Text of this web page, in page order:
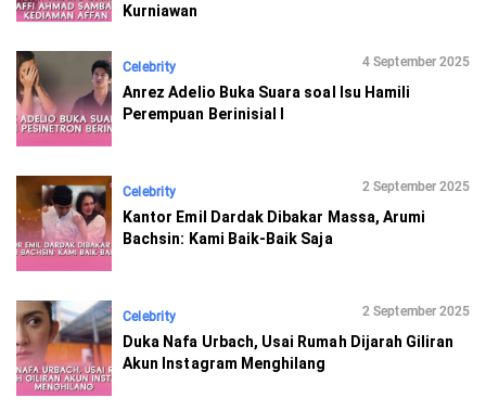
Kurniawan
Celebrity 4 September 2025
Anrez Adelio Buka Suara soal Isu Hamili
Perempuan Berinisial I
Celebrity 2 September 2025
Kantor Emil Dardak Dibakar Massa, Arumi
Bachsin: Kami Baik-Baik Saja
Celebrity 2 September 2025
Duka Nafa Urbach, Usai Rumah Dijarah Giliran
Akun Instagram Menghilang